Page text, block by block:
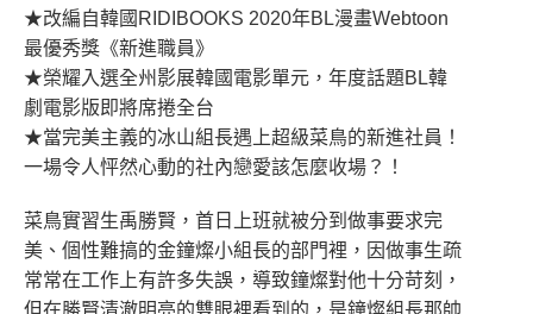
★改編自韓國RIDIBOOKS 2020年BL漫畫Webtoon
最優秀獎《新進職員》
★榮耀入選全州影展韓國電影單元，年度話題BL韓
劇電影版即將席捲全台
★當完美主義的冰山組長遇上超級菜鳥的新進社員！
一場令人怦然心動的社內戀愛該怎麼收場？！
菜鳥實習生禹勝賢，首日上班就被分到做事要求完
美、個性難搞的金鐘燦小組長的部門裡，因做事生疏
常常在工作上有許多失誤，導致鐘燦對他十分苛刻，